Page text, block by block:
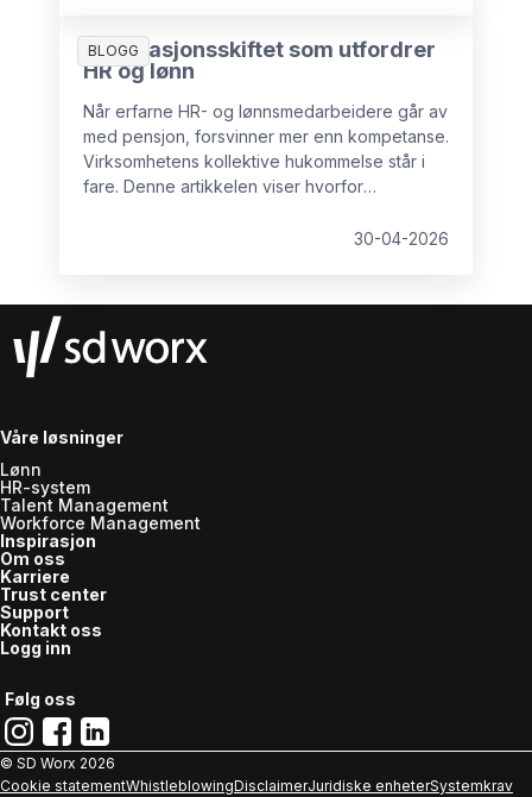
BLOGG
Generasjonsskiftet som utfordrer
HR og lønn
Når erfarne HR- og lønnsmedarbeidere går av
med pensjon, forsvinner mer enn kompetanse.
Virksomhetens kollektive hukommelse står i
fare. Denne artikkelen viser hvorfor
konsekvenser det får, og hva organisasjoner
30-04-2026
Våre løsninger
Lønn
HR-system
Talent Management
Workforce Management
Inspirasjon
Om oss
Karriere
Trust center
Support
Kontakt oss
Logg inn
Følg oss
© SD Worx 2026
Cookie statementWhistleblowingDisclaimerJuridiske enheterSystemkrav